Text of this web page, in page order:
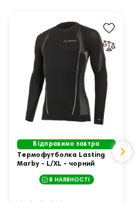
Відправимо завтра
Термофутболка Lasting
Marby - L/XL - чорний
В НАЯВНОСТІ